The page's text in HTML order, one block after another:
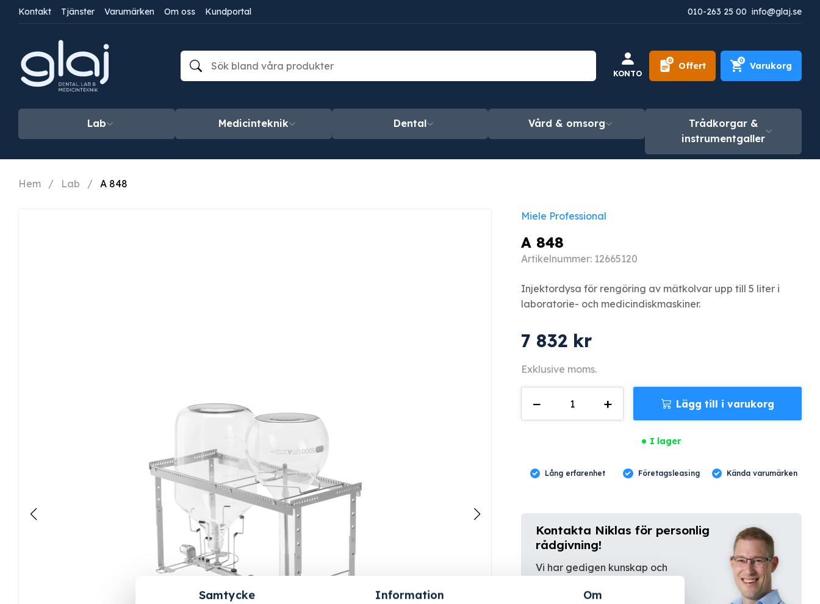
Samtycke Information Om
Kontakt Tjänster Varumärken Om oss Kundportal 010-263 25 00 info@glaj.se
KONTO
0
Offert
0
Varukorg
Lab Medicinteknik Dental Vård & omsorg
Trådkorgar &
instrumentgaller
Hem / Lab / A 848
Miele Professional
A 848
Artikelnummer: 12665120
Injektordysa för rengöring av mätkolvar upp till 5 liter i
laboratorie- och medicindiskmaskiner.
7 832 kr
Exklusive moms.
−
848
mängd
+ Lägg till i varukorg
I lager
Lång erfarenhet Företagsleasing Kända varumärken
Kontakta Niklas för personlig
rådgivning!
Vi har gedigen kunskap och